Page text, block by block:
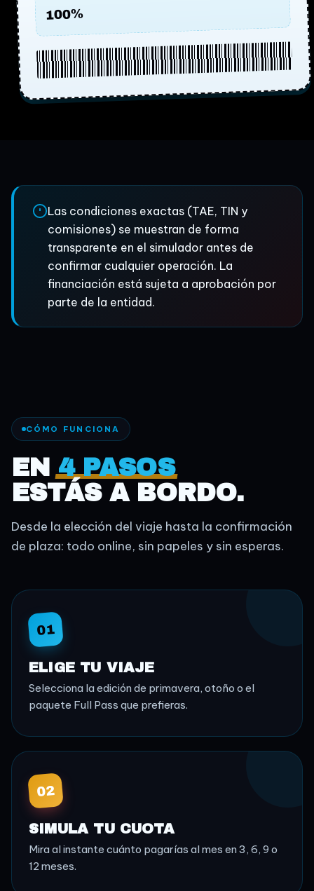
100%
Las condiciones exactas (TAE, TIN y
comisiones) se muestran de forma
transparente en el simulador antes de
confirmar cualquier operación. La
financiación está sujeta a aprobación por
parte de la entidad.
CÓMO FUNCIONA
EN4 PASOS
ESTÁS A BORDO.
Desde la elección del viaje hasta la confirmación
de plaza: todo online, sin papeles y sin esperas.
01
ELIGE TU VIAJE
Selecciona la edición de primavera, otoño o el
paquete Full Pass que prefieras.
02
SIMULA TU CUOTA
Mira al instante cuánto pagarías al mes en 3, 6, 9 o
12 meses.